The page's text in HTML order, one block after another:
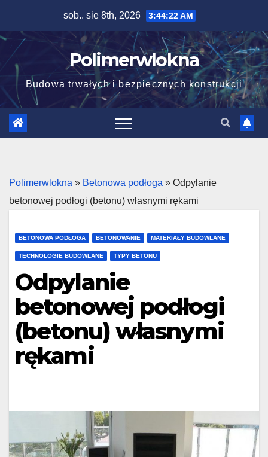
content
sob.. sie 8th, 2026 3:44:24 AM
Polimerwlokna
Budowa trwałych i bezpiecznych konstrukcji
Polimerwlokna » Betonowa podłoga » Odpylanie
betonowej podłogi (betonu) własnymi rękami
BETONOWA PODŁOGA BETONOWANIE MATERIAŁY BUDOWLANE
TECHNOLOGIE BUDOWLANE TYPY BETONU
Odpylanie
betonowej podłogi
(betonu) własnymi
rękami